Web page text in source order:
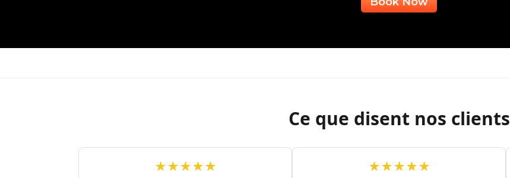
Ce que disent nos clients
★★★★★ ★★★★★